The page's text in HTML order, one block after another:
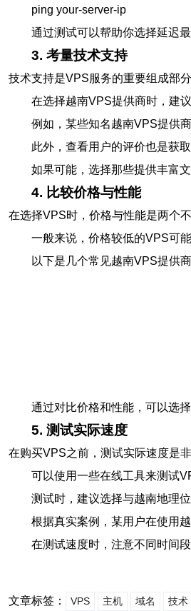
ping your-server-ip
通过测试可以帮助你选择延迟
3. 考量技术支持
技术支持是VPS服务的重要组成部
在选择越南VPS提供商时，建
例如，某些知名越南VPS提供
此外，查看用户的评价也是获
如果可能，选择那些提供丰富
4. 比较价格与性能
在选择VPS时，价格与性能是两个
一般来说，价格较低的VPS可
以下是几个常见越南VPS提供
通过对比价格和性能，可以选
5. 测试实际速度
在购买VPS之前，测试实际速度是
可以使用一些在线工具来测试
测试时，建议选择与越南地理
根据真实案例，某用户在使用
在测试速度时，注意不同时间
文章标签： VPS 主机 域名 技术